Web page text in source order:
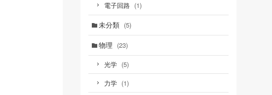
電子回路 (1)
未分類 (5)
物理 (23)
光学 (5)
力学 (1)